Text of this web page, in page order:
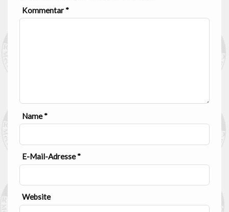
Kommentar*
Name*
E-Mail-Adresse*
Website